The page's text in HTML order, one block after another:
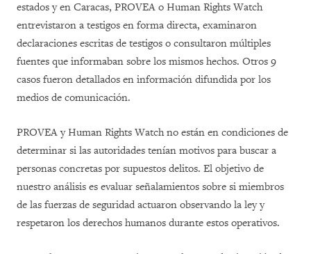
estados y en Caracas, PROVEA o Human Rights Watch
entrevistaron a testigos en forma directa, examinaron
declaraciones escritas de testigos o consultaron múltiples
fuentes que informaban sobre los mismos hechos. Otros 9
casos fueron detallados en información difundida por los
medios de comunicación.
PROVEA y Human Rights Watch no están en condiciones de
determinar si las autoridades tenían motivos para buscar a
personas concretas por supuestos delitos. El objetivo de
nuestro análisis es evaluar señalamientos sobre si miembros
de las fuerzas de seguridad actuaron observando la ley y
respetaron los derechos humanos durante estos operativos.